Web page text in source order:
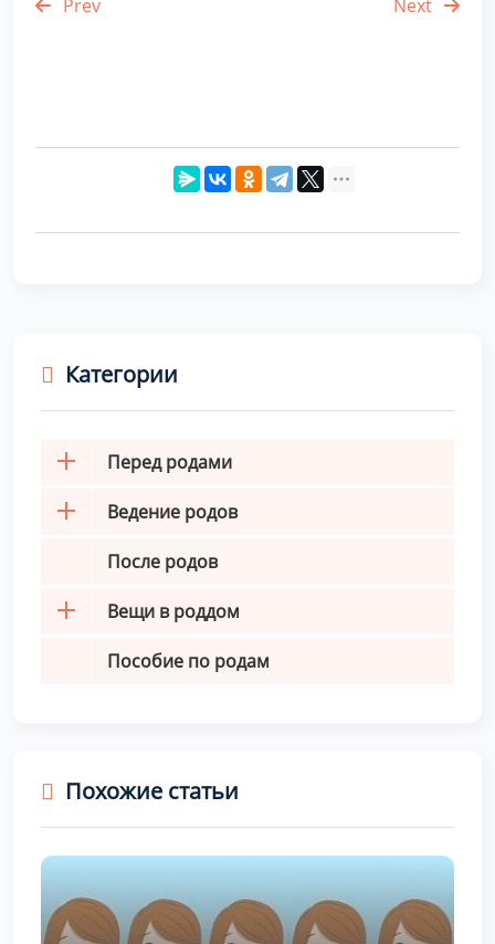
Prev Next
Категории
Перед родами
Ведение родов
После родов
Вещи в роддом
Пособие по родам
Похожие статьи